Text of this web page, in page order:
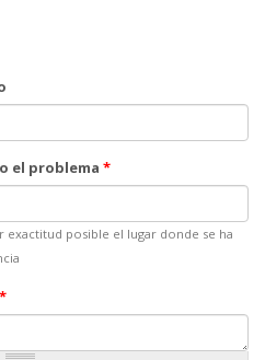
el problema *
posible el lugar donde se ha
*